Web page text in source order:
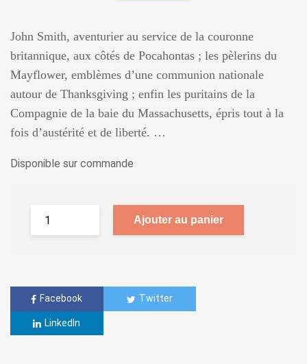
John Smith, aventurier au service de la couronne
britannique, aux côtés de Pocahontas ; les pèlerins du
Mayflower, emblèmes d’une communion nationale
autour de Thanksgiving ; enfin les puritains de la
Compagnie de la baie du Massachusetts, épris tout à la
fois d’austérité et de liberté. …
Disponible sur commande
Ajouter au panier
Facebook Twitter
LinkedIn